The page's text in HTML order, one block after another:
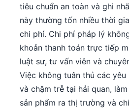
tiêu chuẩn an toàn và ghi
này thường tốn nhiều thời
chi phí. Chi phí pháp lý
khoản thanh toán trực tiếp
luật sư, tư vấn viên và
Việc không tuân thủ các yêu
và chậm trễ tại hải quan,
sản phẩm ra thị trường và